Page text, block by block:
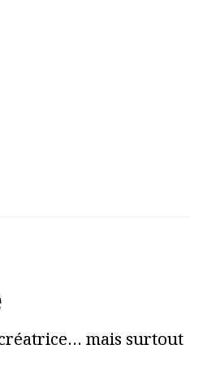
mais surtout